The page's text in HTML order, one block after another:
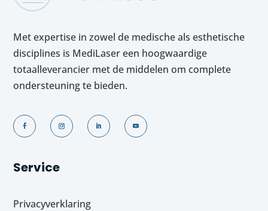
Met expertise in zowel de medische als esthetische
disciplines is MediLaser een hoogwaardige
totaalleverancier met de middelen om complete
ondersteuning te bieden.
Service
Privacyverklaring